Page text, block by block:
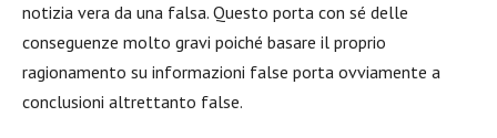
notizia vera da una falsa. Questo porta con sé delle
conseguenze molto gravi poiché basare il proprio
ragionamento su informazioni false porta ovviamente a
conclusioni altrettanto false.